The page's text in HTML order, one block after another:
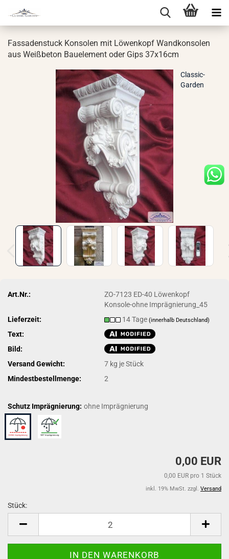
Fas­sa­den­stuck Kon­so­len mit Lö­wen­kopf Wand­kon­so­len
aus Weiß­be­ton Bau­ele­ment oder Gips 37x16cm
Classic-
Garden
Art.Nr.:
ZO-7123 ED-40 Löwenkopf
Konsole-ohne Imprägnierung_45
Lieferzeit:
14 Tage(innerhalb Deutschland)
Text:
Bild:
Versand Gewicht:
7 kg je Stück
Mindestbestellmenge:
2
Schutz Imprägnierung: ohne Imprägnierung
0,00 EUR
0,00 EUR pro 1 Stück
inkl. 19% MwSt. zzgl. Versand
Stück: